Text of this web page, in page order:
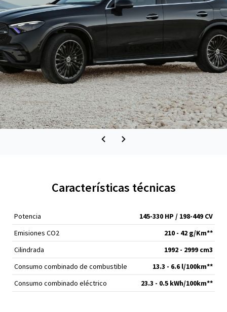
Características técnicas
Potencia
145-330 HP / 198-449 CV
Emisiones CO2
210 - 42 g/Km**
Cilindrada
1992 - 2999 cm3
Consumo combinado de combustible
13.3 - 6.6 l/100km**
Consumo combinado eléctrico
23.3 - 0.5 kWh/100km**